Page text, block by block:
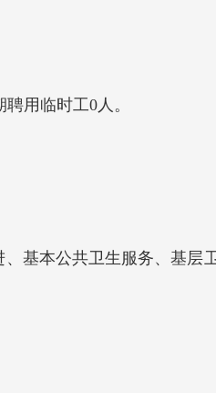
用临时工0人。
基本公共卫生服务、基层